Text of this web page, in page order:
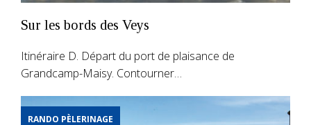
Sur les bords des Veys
Itinéraire D. Départ du port de plaisance de
Grandcamp-Maisy. Contourner…
RANDO PÈLERINAGE